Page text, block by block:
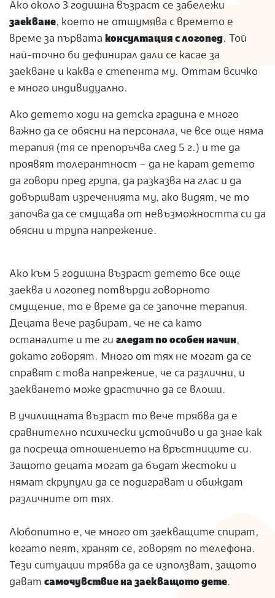
Ако около 3 годишна възраст се забележи
заекване, което не отшумява с времето е
време за първата консултация с логопед. Той
най-точно би дефинирал дали се касае за
заекване и каква е степента му. Оттам всичко
е много индивидуално.
Ако детето ходи на детска градина е много
важно да се обясни на персонала, че все още няма
терапия (тя се препоръчва след 5 г.) и те да
проявят толерантност – да не карат детето
да говори пред група, да разказва на глас и да
довършват изреченията му, ако видят, че то
започва да се смущава от невъзможността си да
обясни и трупа напрежение.
Ако към 5 годишна възраст детето все още
заеква и логопед потвърди говорното
смущение, то е време да се започне терапия.
Децата вече разбират, че не са като
останалите и те ги гледат по особен начин,
докато говорят. Много от тях не могат да се
справят с това напрежение, че са различни, и
заекването може драстично да се влоши.
В училищната възраст то вече трябва да е
сравнително психически устойчиво и да знае как
да посреща отношението на връстниците си.
Защото децата могат да бъдат жестоки и
нямат скрупули да се подиграват и обиждат
различните от тях.
Любопитно е, че много от заекващите спират,
когато пеят, хранят се, говорят по телефона.
Тези ситуации трябва да се използват, защото
дават самочувствие на заекващото дете.